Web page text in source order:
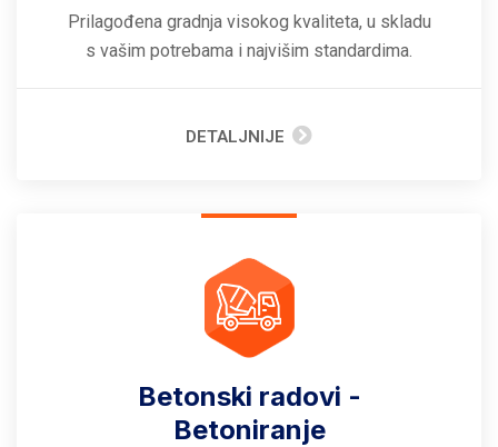
Prilagođena gradnja visokog kvaliteta, u skladu
s vašim potrebama i najvišim standardima.
DETALJNIJE
Betonski radovi -
Betoniranje